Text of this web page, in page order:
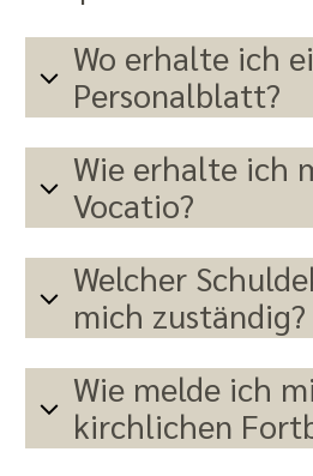
Wo erhalte ich
Personalblatt?
Wie erhalte ich
Vocatio?
Welcher
mich zuständig?
Wie melde ich
kirchlichen